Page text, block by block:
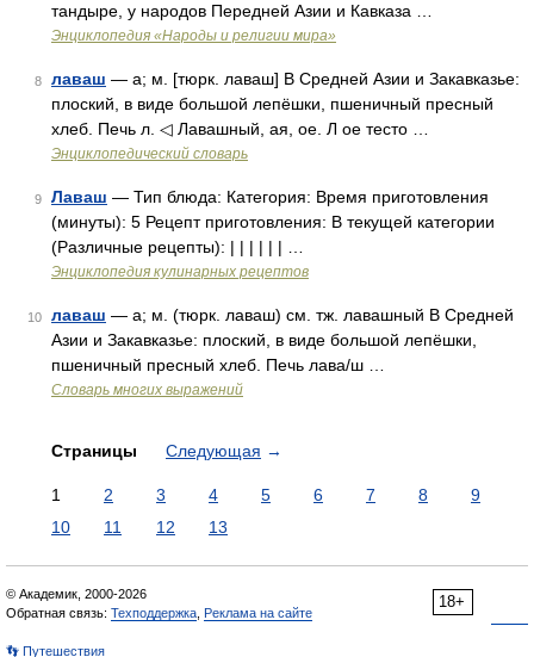
тандыре, у народов Передней Азии и Кавказа …
Энциклопедия «Народы и религии мира»
8 лаваш — а; м. [тюрк. лаваш] В Средней Азии и Закавказье:
плоский, в виде большой лепёшки, пшеничный пресный
хлеб. Печь л. ◁ Лавашный, ая, ое. Л ое тесто …
Энциклопедический словарь
9 Лаваш — Тип блюда: Категория: Время приготовления
(минуты): 5 Рецепт приготовления: В текущей категории
(Различные рецепты): | | | | | | …
Энциклопедия кулинарных рецептов
10 лаваш — а; м. (тюрк. лаваш) см. тж. лавашный В Средней
Азии и Закавказье: плоский, в виде большой лепёшки,
пшеничный пресный хлеб. Печь лава/ш …
Словарь многих выражений
Страницы Следующая →
1 2 3 4 5 6 7 8
9
10
11 12 13
18+
© Академик, 2000-2026
Обратная связь: Техподдержка Реклама на сайте
👣 Путешествия